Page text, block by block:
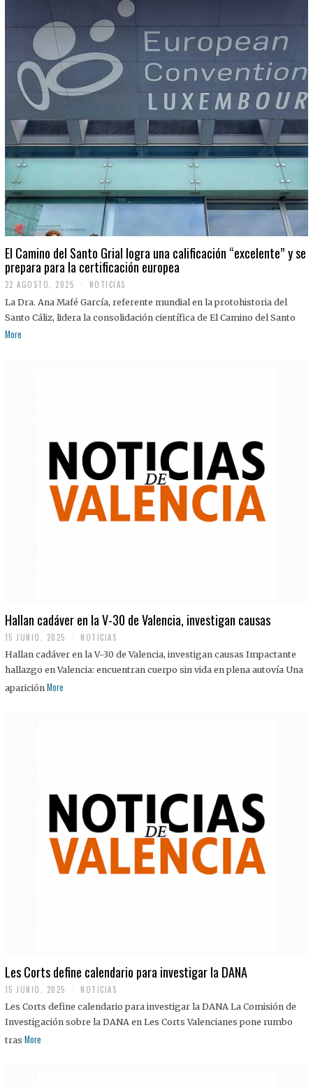
El Camino del Santo Grial logra una calificación “excelente” y se
prepara para la certificación europea
22 AGOSTO, 2025
2
A
G
NOTICIAS
La Dra. Ana Mafé García, referente mundial en la protohistoria del
Santo Cáliz, lidera la consolidación científica de El Camino del Santo
More
Hallan cadáver en la V-30 de Valencia, investigan causas
15 JUNIO, 2025 NOTICIAS
Hallan cadáver en la V-30 de Valencia, investigan causas Impactante
hallazgo en Valencia: encuentran cuerpo sin vida en plena autovía Una
aparición More
Les Corts define calendario para investigar la DANA
15 JUNIO, 2025 NOTICIAS
Les Corts define calendario para investigar la DANA La Comisión de
Investigación sobre la DANA en Les Corts Valencianes pone rumbo
tras More